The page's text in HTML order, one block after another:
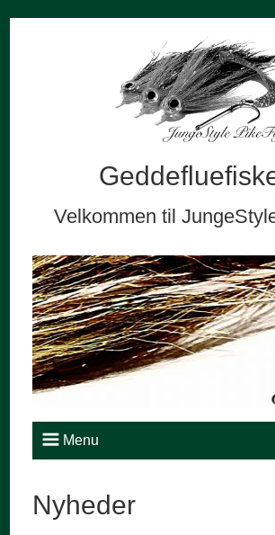
Velkommen til
Menu
Nyheder